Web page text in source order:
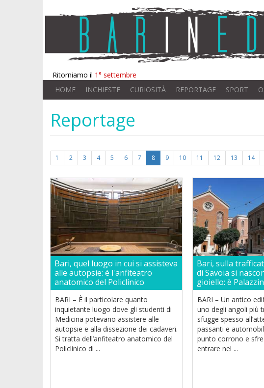
Ritorniamo il 1° settembre
HOME INCHIESTE CURIOSITÀ REPORTAGE SPORT
Reportage
1 2 3 4 5 6 7 8 9 10 11 12 13 14
Bari, quel luogo in cui si assisteva
alle autopsie: è l'anfiteatro
anatomico del Policlinico
BARI – È il particolare quanto
inquietante luogo dove gli studenti di
Medicina potevano assistere alle
autopsie e alla dissezione dei cadaveri.
Si tratta dell’anfiteatro anatomico del
Policlinico di ...
Bari, sulla
di Savoia si
gioiello: è
BARI – Un antico
uno degli angoli più
sfugge spesso
passanti e
punto corrono e
entrare nel ...